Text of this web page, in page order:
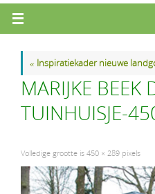
« Inspiratiekader nieuwe
MARIJKE BEEK
TUINHUISJE-
Volledige grootte is 450 × 289 pixels